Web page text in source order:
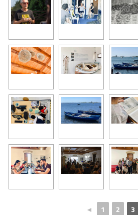
◄ 1 2 3